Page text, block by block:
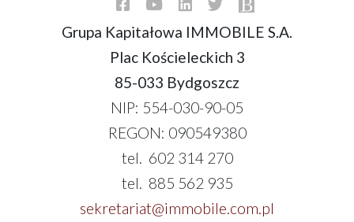
Grupa Kapitałowa IMMOBILE S.A.
Plac Kościeleckich 3
85-033 Bydgoszcz
NIP: 554-030-90-05
REGON: 090549380
tel. 602 314 270
tel. 885 562 935
sekretariat@immobile.com.pl